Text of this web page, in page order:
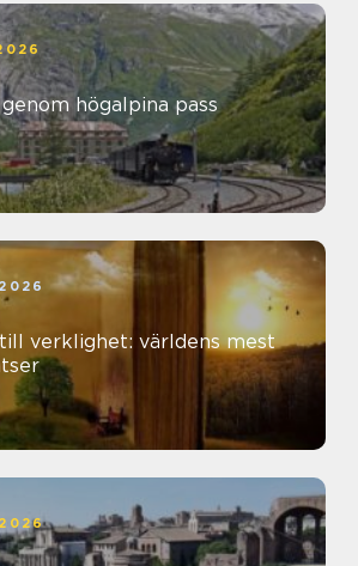
högalpina pass
verklighet: världens mest